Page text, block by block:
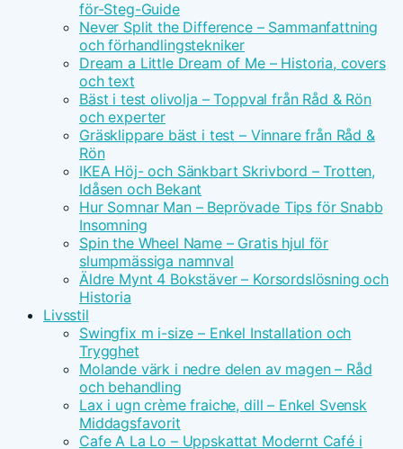
för-Steg-Guide
Never Split the Difference – Sammanfattning
och förhandlingstekniker
Dream a Little Dream of Me – Historia, covers
och text
Bäst i test olivolja – Toppval från Råd & Rön
och experter
Gräsklippare bäst i test – Vinnare från Råd &
Rön
IKEA Höj- och Sänkbart Skrivbord – Trotten,
Idåsen och Bekant
Hur Somnar Man – Beprövade Tips för Snabb
Insomning
Spin the Wheel Name – Gratis hjul för
slumpmässiga namnval
Äldre Mynt 4 Bokstäver – Korsordslösning och
Historia
Livsstil
Swingfix m i-size – Enkel Installation och
Trygghet
Molande värk i nedre delen av magen – Råd
och behandling
Lax i ugn crème fraiche, dill – Enkel Svensk
Middagsfavorit
Cafe A La Lo – Uppskattat Modernt Café i